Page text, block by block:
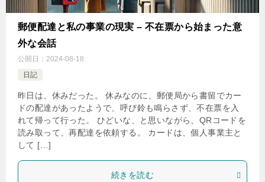
郵便配達と私の事業の現実 – 不在票から始まった意
外な会話
公開日： 2024-08-18
日記
昨日は、休みだった。 休みなのに、郵便局から書留でカー
ドの配達があったようで、呼び鈴も鳴らさず、不在票を入
れて帰って行った。 ひどいな、と思いながら、QRコードを
読み取って、再配達を依頼する。 カードは、個人事業主と
して […]
続きを読む